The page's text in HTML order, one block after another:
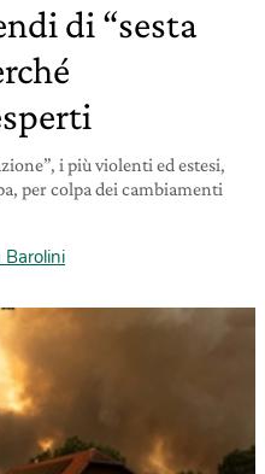
di “sesta
i più violenti ed estesi,
per colpa dei cambiamenti